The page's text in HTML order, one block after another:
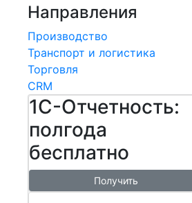
Направления
Производство
Транспорт и логистика
Торговля
CRM
1С-Отчетность:
полгода
бесплатно
Получить